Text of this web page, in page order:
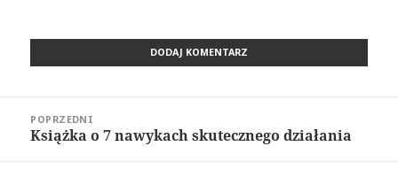
wpisuPOPRZEDNI
Poprzedni
Książka o 7 nawykach skutecznego działania